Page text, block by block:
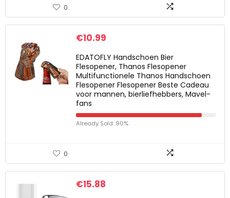
0
€10.99
EDATOFLY Handschoen Bier
Flesopener, Thanos Flesopener
Multifunctionele Thanos Handschoen
Flesopener Flesopener Beste Cadeau
voor mannen, bierliefhebbers, Mavel-
fans
Already Sold: 90%
0
€15.88